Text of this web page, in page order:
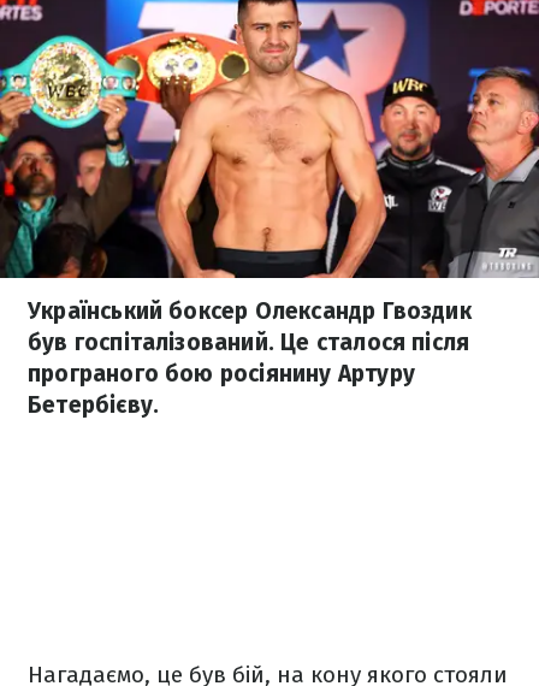
Український боксер Олександр Гвоздик
був госпіталізований. Це сталося після
програного бою росіянину Артуру
Бетербієву.
Нагадаємо, це був бій, на кону якого стояли